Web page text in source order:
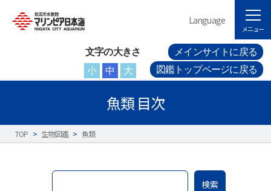
文字の大きさ
小
中 大
メインサイトに戻る
図鑑トップページに戻る
Language
メニュー
魚類 目次
TOP > 生物図鑑 > 魚類
検索